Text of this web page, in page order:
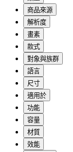
商品來源
解析度
畫素
款式
對象與族群
語言
尺寸
適用於
功能
容量
材質
效能